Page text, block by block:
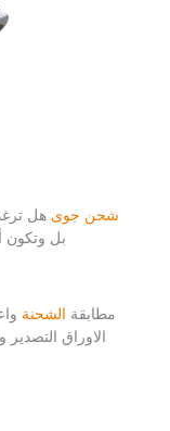
شحن جوى هل
بل وتكون
مطابقة الشحنة
الاوراق